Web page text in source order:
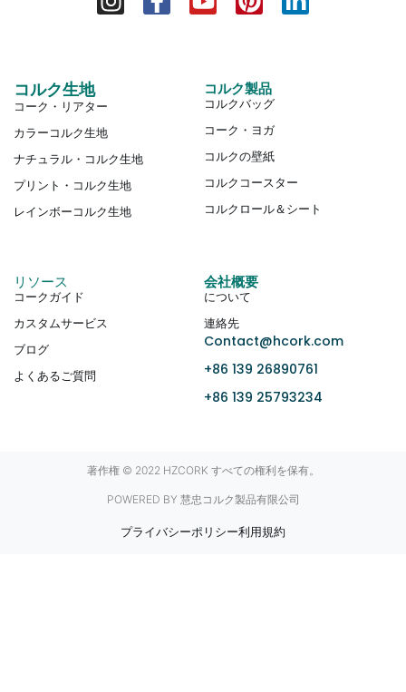
コルク生地
コーク・リアター
カラーコルク生地
ナチュラル・コルク生地
プリント・コルク生地
レインボーコルク生地
コルク製品
コルクバッグ
コーク・ヨガ
コルクの壁紙
コルクコースター
コルクロール＆シート
リソース
コークガイド
カスタムサービス
ブログ
よくあるご質問
会社概要
について
連絡先
Contact@hcork.com
+86 139 26890761
+86 139 25793234
著作権 © 2022 HZCORK すべての権利を保有。
POWERED BY 慧忠コルク製品有限公司
プライバシーポリシー利用規約